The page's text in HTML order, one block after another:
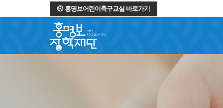
홍명보어린이축구교실 바로가기